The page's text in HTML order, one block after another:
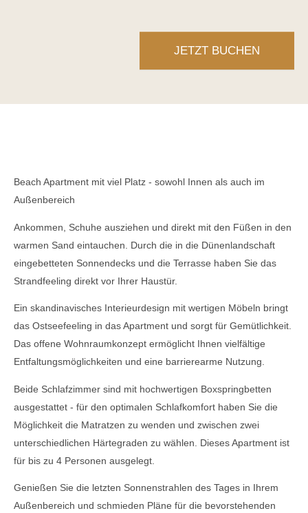
JETZT BUCHEN
Beach Apartment mit viel Platz - sowohl Innen als auch im
Außenbereich
Ankommen, Schuhe ausziehen und direkt mit den Füßen in den
warmen Sand eintauchen. Durch die in die Dünenlandschaft
eingebetteten Sonnendecks und die Terrasse haben Sie das
Strandfeeling direkt vor Ihrer Haustür.
Ein skandinavisches Interieurdesign mit wertigen Möbeln bringt
das Ostseefeeling in das Apartment und sorgt für Gemütlichkeit.
Das offene Wohnraumkonzept ermöglicht Ihnen vielfältige
Entfaltungsmöglichkeiten und eine barrierearme Nutzung.
Beide Schlafzimmer sind mit hochwertigen Boxspringbetten
ausgestattet - für den optimalen Schlafkomfort haben Sie die
Möglichkeit die Matratzen zu wenden und zwischen zwei
unterschiedlichen Härtegraden zu wählen. Dieses Apartment ist
für bis zu 4 Personen ausgelegt.
Genießen Sie die letzten Sonnenstrahlen des Tages in Ihrem
Außenbereich und schmieden Pläne für die bevorstehenden